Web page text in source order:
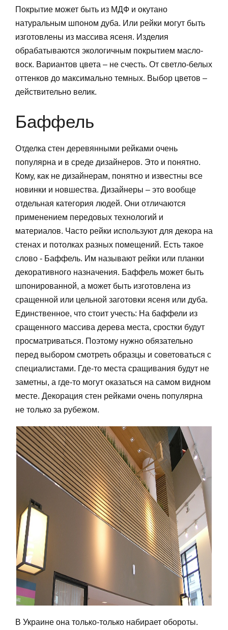
Покрытие может быть из МДФ и окутано
натуральным шпоном дуба. Или рейки могут быть
изготовлены из массива ясеня. Изделия
обрабатываются экологичным покрытием масло-
воск. Вариантов цвета – не счесть. От светло-белых
оттенков до максимально темных. Выбор цветов –
действительно велик.
Баффель
Отделка стен деревянными рейками очень
популярна и в среде дизайнеров. Это и понятно.
Кому, как не дизайнерам, понятно и известны все
новинки и новшества. Дизайнеры – это вообще
отдельная категория людей. Они отличаются
применением передовых технологий и
материалов. Часто рейки используют для декора на
стенах и потолках разных помещений. Есть такое
слово - Баффель. Им называют рейки или планки
декоративного назначения. Баффель может быть
шпонированной, а может быть изготовлена из
сращенной или цельной заготовки ясеня или дуба.
Единственное, что стоит учесть: На баффели из
сращенного массива дерева места, сростки будут
просматриваться. Поэтому нужно обязательно
перед выбором смотреть образцы и советоваться с
специалистами. Где-то места сращивания будут не
заметны, а где-то могут оказаться на самом видном
месте. Декорация стен рейками очень популярна
не только за рубежом.
В Украине она только-только набирает обороты.